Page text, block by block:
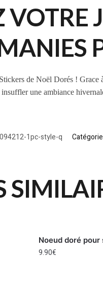
de Noël Dorés !
insuffler une ambiance
1pc-style-q
Noeud doré pour
9.90€